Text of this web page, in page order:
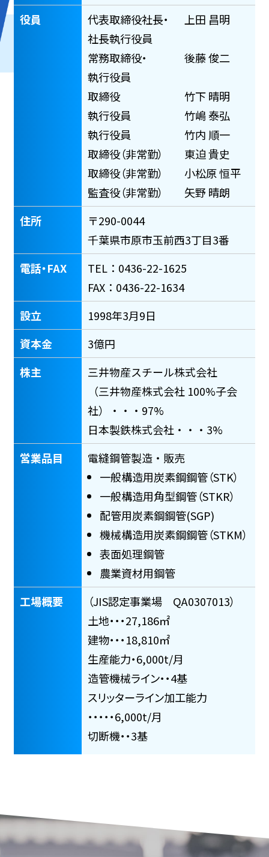
役員
代表取締役社長・
社長執行役員
上田 昌明
常務取締役・
執行役員
後藤 俊二
取締役
竹下 晴明
執行役員
竹嶋 泰弘
執行役員
竹内 順一
取締役（非常勤）
東迫 貴史
取締役（非常勤）
小松原 恒平
監査役（非常勤）
矢野 晴朗
住所
〒290-0044
千葉県市原市玉前西3丁目3番
電話・FAX
TEL：0436-22-1625
FAX：0436-22-1634
設立
1998年3月9日
資本金
3億円
株主
三井物産スチール株式会社
（三井物産株式会社 100%子会
社）・・・97%
日本製鉄株式会社・・・3%
営業品目
電縫鋼管製造・販売
一般構造用炭素鋼鋼管（STK）
一般構造用角型鋼管（STKR）
配管用炭素鋼鋼管(SGP)
機械構造用炭素鋼鋼管（STKM）
表面処理鋼管
農業資材用鋼管
工場概要
（JIS認定事業場 QA0307013）
土地・・・27,186㎡
建物・・・18,810㎡
生産能力・6,000t/月
造管機械ライン・・4基
スリッターライン加工能力
・・・・・6,000t/月
切断機・・3基